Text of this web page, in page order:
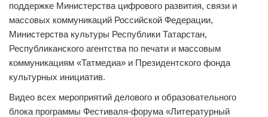
поддержке Министерства цифрового развития, связи и
массовых коммуникаций Российской Федерации,
Министерства культуры Республики Татарстан,
Республиканского агентства по печати и массовым
коммуникациям «Татмедиа» и Президентского фонда
культурных инициатив.
Видео всех мероприятий делового и образовательного
блока программы Фестиваля-форума «Литературный